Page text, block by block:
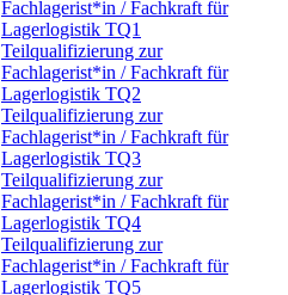
Fachlagerist*in / Fachkraft für
Lagerlogistik TQ1
Teilqualifizierung zur
Fachlagerist*in / Fachkraft für
Lagerlogistik TQ2
Teilqualifizierung zur
Fachlagerist*in / Fachkraft für
Lagerlogistik TQ3
Teilqualifizierung zur
Fachlagerist*in / Fachkraft für
Lagerlogistik TQ4
Teilqualifizierung zur
Fachlagerist*in / Fachkraft für
Lagerlogistik TQ5